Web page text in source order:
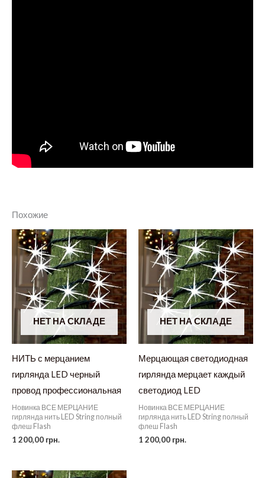
Похожие
НЕТ НА СКЛАДЕ
НИТЬ с мерцанием
гирлянда LED черный
провод профессиональная
Новинка ВСЕ МЕРЦАНИЕ
гирлянда нить LED String полный
флеш Flash
1 200,00 грн.
НЕТ НА СКЛАДЕ
Мерцающая светодиодная
гирлянда мерцает каждый
светодиод LED
Новинка ВСЕ МЕРЦАНИЕ
гирлянда нить LED String полный
флеш Flash
1 200,00 грн.